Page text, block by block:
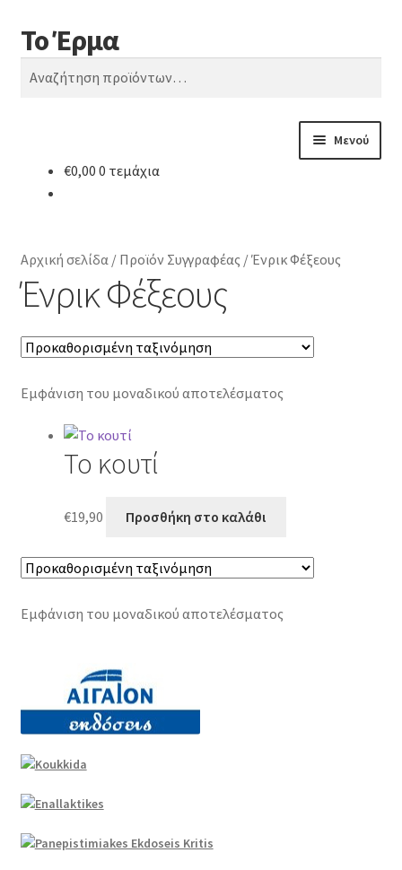
Απευθείας
μετάβαση
στην
Μετάβαση
σε
περιεχόμενο
Το Έρμα
Αναζήτηση
Αναζήτηση
Μενού
Κατηγορίες Βιβλίων
€0,00 0 τεμάχια
Αρχική σελίδα/ Προϊόν Συγγραφέας /Ένρικ Φέξεους
Ένρικ Φέξεους
Εμφάνιση του μοναδικού αποτελέσματος
Το κουτί
€19,90 Προσθήκη στο καλάθι
Εμφάνιση του μοναδικού αποτελέσματος